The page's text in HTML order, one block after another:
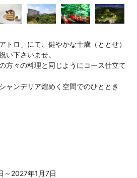
トロ」にて、健やかな十歳（ととせ）
い下さいませ。
方々の料理と同じようにコース仕立て
ャンデリア煌めく空間でのひととき
～2027年1月7日